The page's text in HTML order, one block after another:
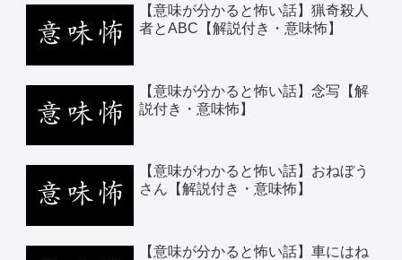
【意味が分かると怖い話】猟奇殺人
者とABC【解説付き・意味怖】
【意味が分かると怖い話】念写【解
説付き・意味怖】
【意味がわかると怖い話】おねぼう
さん【解説付き・意味怖】
【意味が分かると怖い話】車にはね